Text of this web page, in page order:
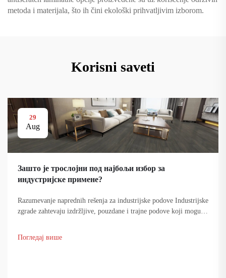
metoda i materijala, što ih čini ekološki prihvatljivim izborom.
Korisni saveti
29
Aug
Зашто је троcлојни под најбољи избор за
индустријске примене?
Razumevanje naprednih rešenja za industrijske podove Industrijske
zgrade zahtevaju izdržljive, pouzdane i trajne podove koji mogu
Погледај више